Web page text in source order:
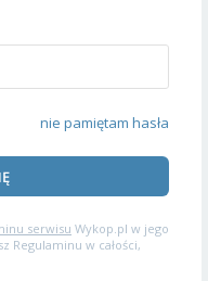
nie pamiętam hasła
serwisu Wykop.pl w jego
Regulaminu w całości,